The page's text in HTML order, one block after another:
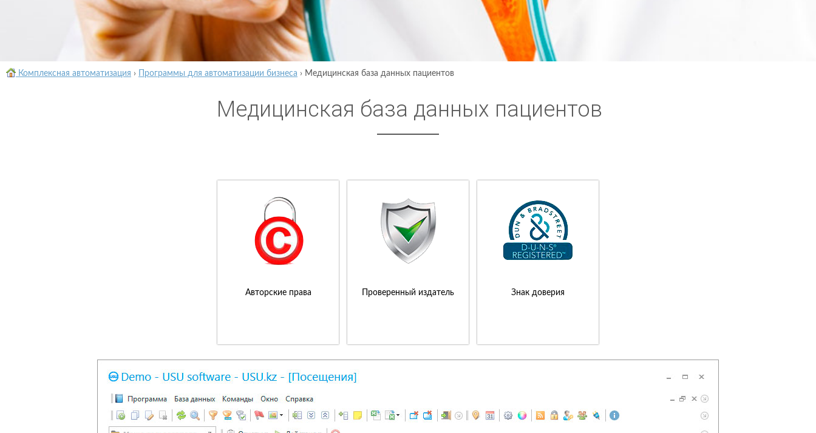
Комплексная автоматизация › Программы для автоматизации бизнеса › Медицинская база данных пациентов
Медицинская база данных пациентов
Авторские права Проверенный издатель Знак доверия